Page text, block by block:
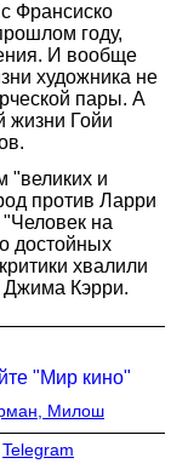
Франсиско
году,
И вообще
художника не
пары. А
жизни Гойи
"великих и
против Ларри
на
достойных
хвалили
Джима Кэрри.
"Мир кино"
Милош
Telegram